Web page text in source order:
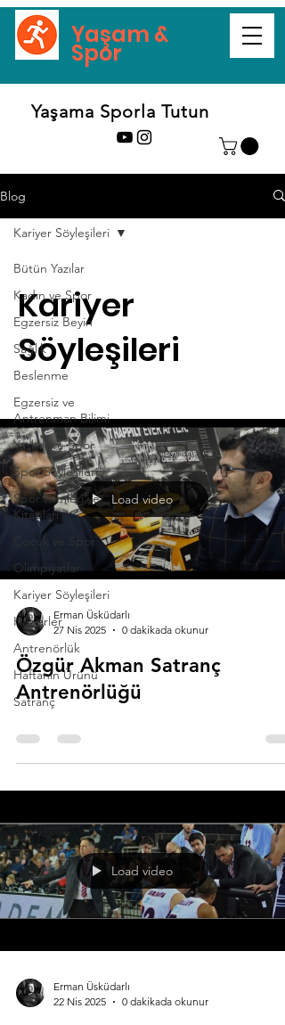
Yaşam &
Spor
Yaşama Sporla Tutun
Blog
Bütün Yazılar
Kadın ve Spor
Egzersiz Beyin
Sağlık
Beslenme
Egzersiz ve
Antrenman Bilimi
Yaşlılık ve Spor
Spor Söyleşileri
Spor Filmleri ve
Kitapları
Çocuk ve Spor
Olimpiyatlar
Kariyer Söyleşileri
Haberler
Antrenörlük
Haftanın Ürünü
Satranç
Kariyer Söyleşileri
Kariyer
Söyleşileri
Load video
Erman Üsküdarlı
27 Nis 2025
0 dakikada okunur
Özgür Akman Satranç
Antrenörlüğü
Load video
Erman Üsküdarlı
22 Nis 2025
0 dakikada okunur